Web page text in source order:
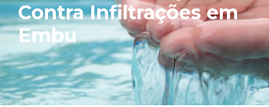
Contra Infiltrações em
Embu